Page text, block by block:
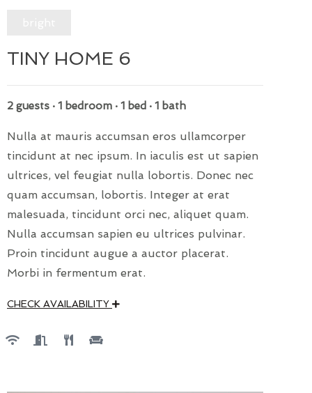
TINY HOME 6
2 guests · 1 bedroom · 1 bed · 1 bath
Nulla at mauris accumsan eros ullamcorper
tincidunt at nec ipsum. In iaculis est ut sapien
ultrices, vel feugiat nulla lobortis. Donec nec
quam accumsan, lobortis. Integer at erat
malesuada, tincidunt orci nec, aliquet quam.
Nulla accumsan sapien eu ultrices pulvinar.
Proin tincidunt augue a auctor placerat.
Morbi in fermentum erat.
CHECK AVAILABILITY